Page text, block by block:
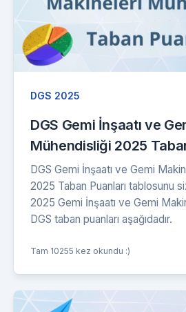
DGS 2025
DGS Gemi İnşaatı ve
Mühendisliği 2025
DGS Gemi İnşaatı ve Gemi
2025 Taban Puanları tablosunu
2025 Gemi İnşaatı ve Gemi
DGS taban puanları aşağıdadır.
Tam 10255 kez okundu :)